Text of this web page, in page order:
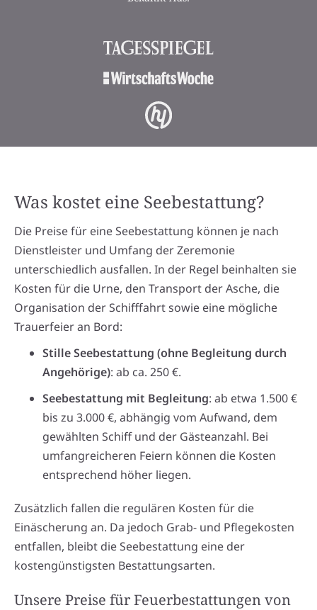
Was kostet eine Seebestattung?
Die Preise für eine Seebestattung können je nach
Dienstleister und Umfang der Zeremonie
unterschiedlich ausfallen. In der Regel beinhalten sie
Kosten für die Urne, den Transport der Asche, die
Organisation der Schifffahrt sowie eine mögliche
Trauerfeier an Bord:
Stille Seebestattung (ohne Begleitung durch
Angehörige): ab ca. 250 €.
Seebestattung mit Begleitung: ab etwa 1.500 €
bis zu 3.000 €, abhängig vom Aufwand, dem
gewählten Schiff und der Gästeanzahl. Bei
umfangreicheren Feiern können die Kosten
entsprechend höher liegen.
Zusätzlich fallen die regulären Kosten für die
Einäscherung an. Da jedoch Grab- und Pflegekosten
entfallen, bleibt die Seebestattung eine der
kostengünstigsten Bestattungsarten.
Unsere Preise für Feuerbestattungen von